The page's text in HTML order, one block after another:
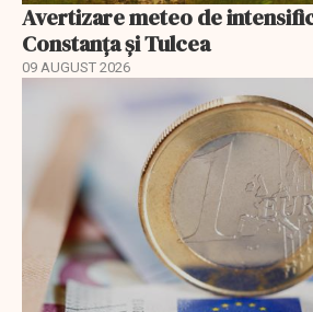
Avertizare meteo de
Constanța și Tulcea
09 AUGUST 2026